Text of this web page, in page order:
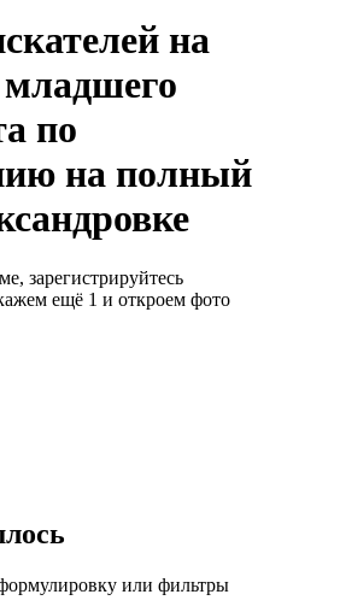
на
по
на полный
зарегистрируйтесь
ещё 1 и откроем фото
или фильтры